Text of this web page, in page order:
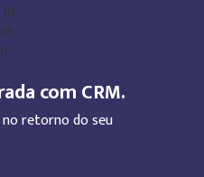
com CRM.
retorno do seu